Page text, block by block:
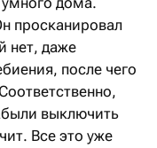
просканировал
нет, даже
после чего
выключить
Все это уже